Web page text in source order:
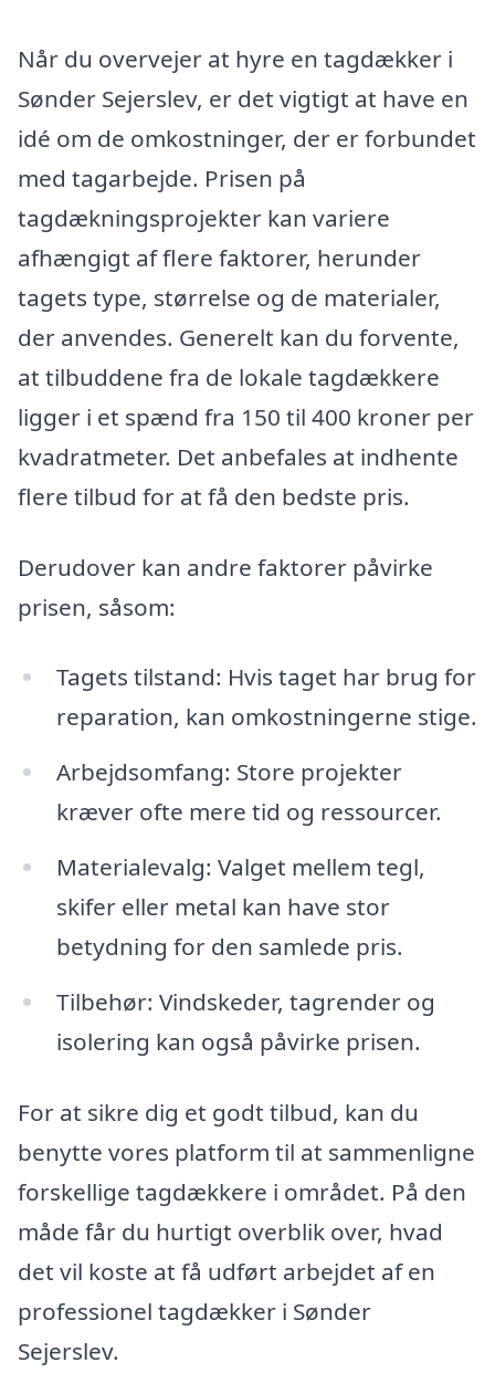
Når du overvejer at hyre en tagdækker i
Sønder Sejerslev, er det vigtigt at have en
idé om de omkostninger, der er forbundet
med tagarbejde. Prisen på
tagdækningsprojekter kan variere
afhængigt af flere faktorer, herunder
tagets type, størrelse og de materialer,
der anvendes. Generelt kan du forvente,
at tilbuddene fra de lokale tagdækkere
ligger i et spænd fra 150 til 400 kroner per
kvadratmeter. Det anbefales at indhente
flere tilbud for at få den bedste pris.
Derudover kan andre faktorer påvirke
prisen, såsom:
Tagets tilstand: Hvis taget har brug for
reparation, kan omkostningerne stige.
Arbejdsomfang: Store projekter
kræver ofte mere tid og ressourcer.
Materialevalg: Valget mellem tegl,
skifer eller metal kan have stor
betydning for den samlede pris.
Tilbehør: Vindskeder, tagrender og
isolering kan også påvirke prisen.
For at sikre dig et godt tilbud, kan du
benytte vores platform til at sammenligne
forskellige tagdækkere i området. På den
måde får du hurtigt overblik over, hvad
det vil koste at få udført arbejdet af en
professionel tagdækker i Sønder
Sejerslev.